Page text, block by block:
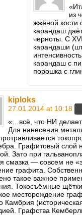
из
жжёной кости
карандаш
черноты. С
карандаши
карандаш с
порошка с
kiploks
27.01.2014 at 10:18
«…всё, что НИ
Для нанесения
Графитовый слой
Зато при
смазка — совсем не
графита.
такое важное
Токосъёмные
месторождение
Камбрия
Графства